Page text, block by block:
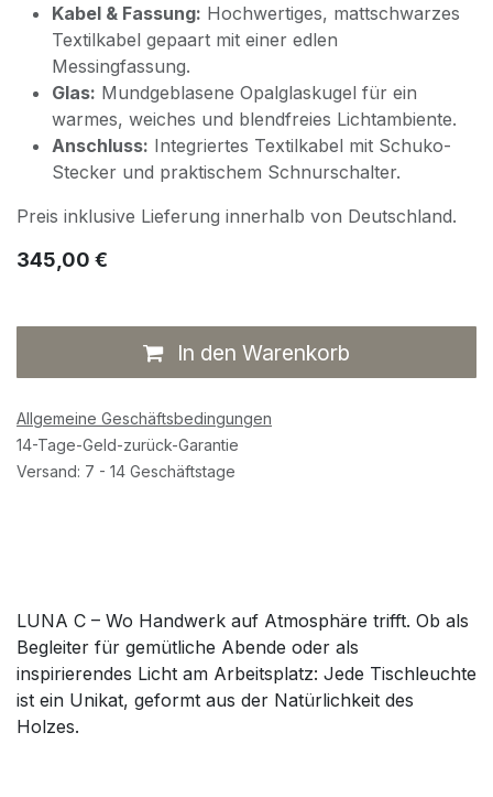
Kabel & Fassung: Hochwertiges, mattschwarzes
Textilkabel gepaart mit einer edlen
Messingfassung.
Glas: Mundgeblasene Opalglaskugel für ein
warmes, weiches und blendfreies Lichtambiente.
Anschluss: Integriertes Textilkabel mit Schuko-
Stecker und praktischem Schnurschalter.
​Preis inklusive Lieferung innerhalb von Deutschland.
345,00 €
In den Warenkorb
Allgemeine Geschäftsbedingungen
14-Tage-Geld-zurück-Garantie
Versand: 7 - 14 Geschäftstage
LUNA C – Wo Handwerk auf Atmosphäre trifft. Ob als
Begleiter für gemütliche Abende oder als
inspirierendes Licht am Arbeitsplatz: Jede Tischleuchte
ist ein Unikat, geformt aus der Natürlichkeit des
Holzes.